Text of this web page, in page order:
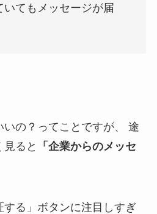
いてもメッセージが届
の？ってことですが、
途
ると
「企業からのメッセ
る」ボタンに注目しすぎ